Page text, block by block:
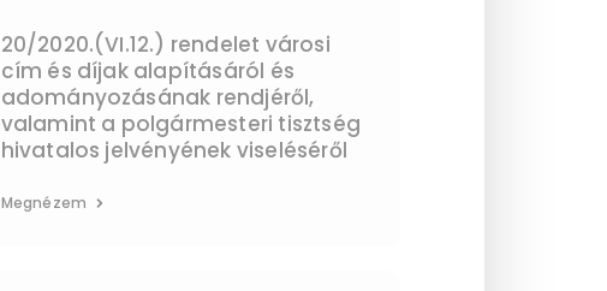
20/2020.(VI.12.) rendelet városi
cím és díjak alapításáról és
adományozásának rendjéről,
valamint a polgármesteri tisztség
hivatalos jelvényének viseléséről
Megnézem